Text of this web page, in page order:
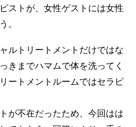
ストが、女性ゲストには女性
。
ルトリートメントだけではな
きまでハマムで体を洗ってく
ートメントルームではセラピ
が不在だったため、今回はは